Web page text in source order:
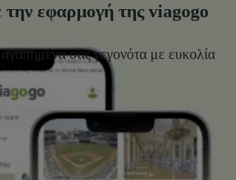
εφαρμογή της viagogo
σας γεγονότα με ευκολία